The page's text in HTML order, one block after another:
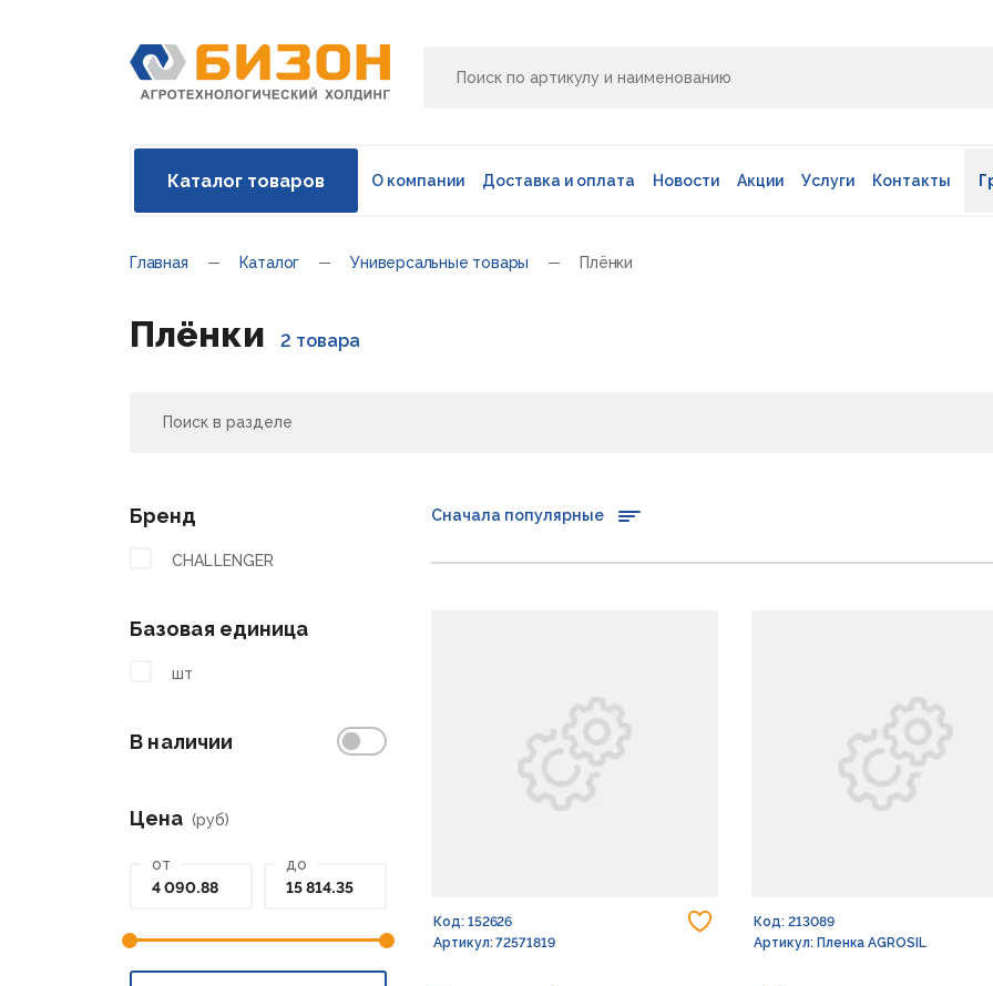
Каталог товаров О компании Доставка и оплата Новости Акции Услуги Контакты
Главная Каталог Универсальные товары Плёнки
Плёнки 2 товара
Бренд
CHALLENGER
Базовая единица
шт
В наличии
Цена (руб)
от до
Сначала популярные
Добавить в избранное
Код: 152626
Артикул: 72571819
Код: 213089
Артикул: Пленка AGROSIL